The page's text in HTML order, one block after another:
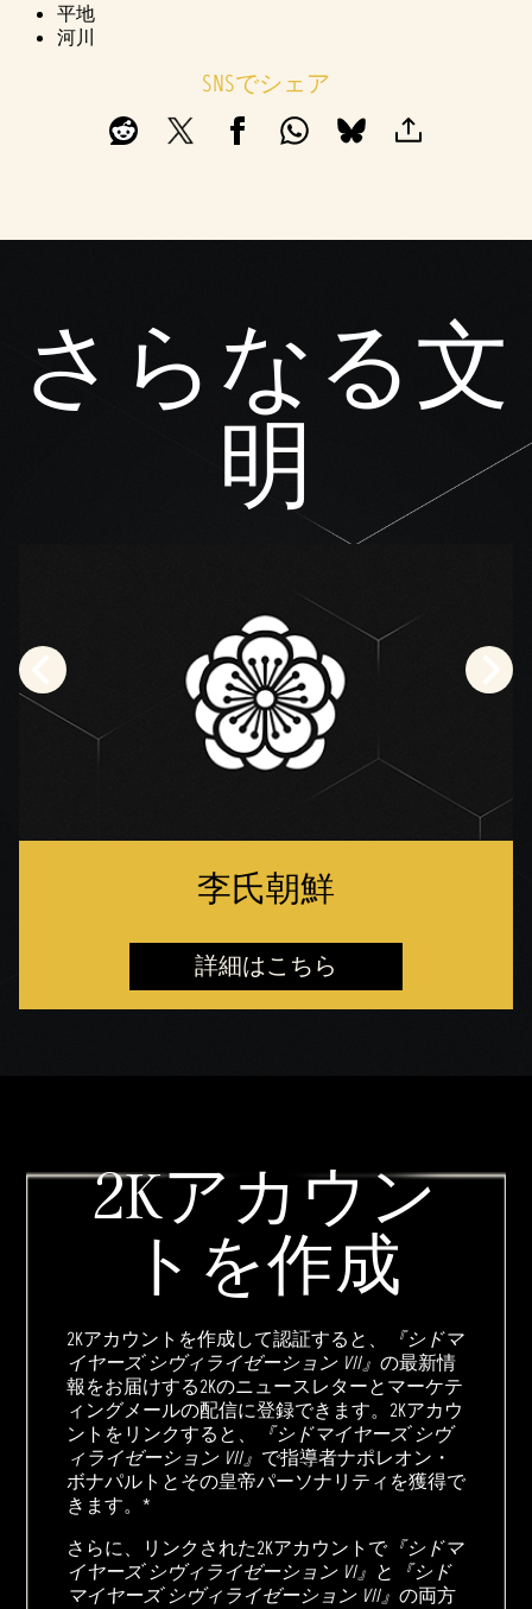
平地
河川
SNSでシェア
さらなる文
明
李氏朝鮮
詳細はこちら
2Kアカウン
トを作成
2Kアカウントを作成して認証すると、
『シドマ
イヤーズ シヴィライゼーション VII』 の最新情
報をお届けする2Kのニュースレターとマーケテ
ィングメールの配信に登録できます。2Kアカウ
ントをリンクすると、
『シドマイヤーズ シヴ
ィライゼーション VII』 で指導者ナポレオン・
ボナパルトとその皇帝パーソナリティを獲得で
きます。*
さらに、リンクされた2Kアカウントで『シドマ
イヤーズ シヴィライゼーション VI』 と
『シド
マイヤーズ シヴィライゼーション VII』 の両方